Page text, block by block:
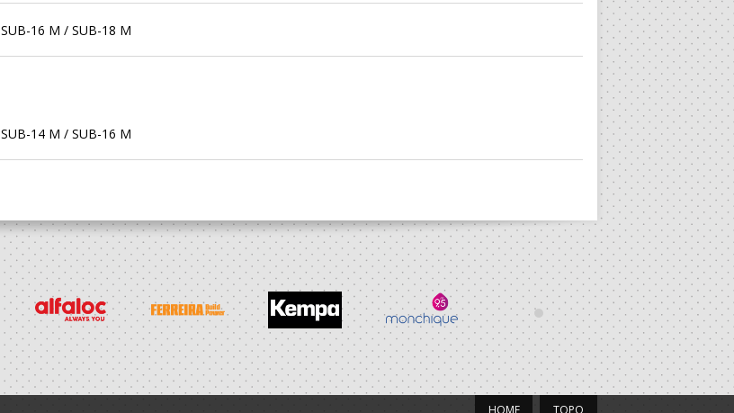
SUB-16 M / SUB-18 M
SUB-14 M / SUB-16 M
SUB-14 M / SUB-16 M
Sub 14 M - And Praia / SUB 16 M - And Praia